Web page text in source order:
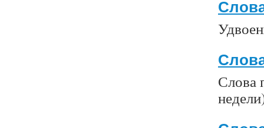
Слова